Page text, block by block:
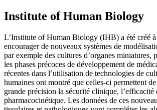
Institute of Human Biology
L’Institute of Human Biology (IHB) a été créé
encourager de nouveaux systèmes de
par exemple des cultures d’organes miniatures,
les phases précoces de développement de
récentes dans l’utilisation de technologies de
humaines ont montré que celles-ci permettent
grande précision la sécurité clinique, l’efficacité
pharmacocinétique. Les données de ces